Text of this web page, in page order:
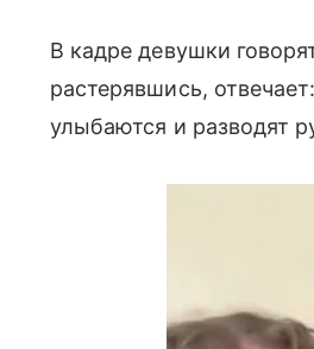
В кадре девушки
растерявшись,
улыбаются и разводят